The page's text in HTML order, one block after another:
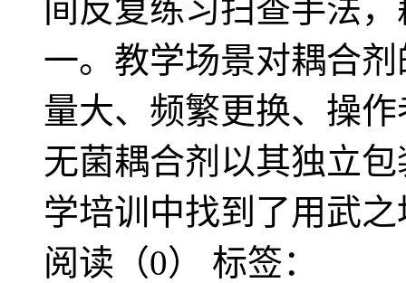
间反复练习扫查手法
一。教学场景对耦合
量大、频繁更换、操
无菌耦合剂以其独立
学培训中找到了用武之
阅读（0） 标签：